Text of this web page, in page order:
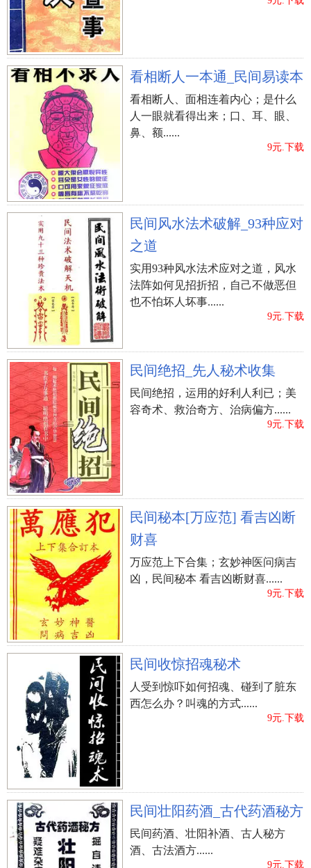
看相断人一本通_民间易读本
看相断人、面相连着内心；是什么
人一眼就看得出来；口、耳、眼、
鼻、额......
9元.下载
民间风水法术破解_93种应对
之道
实用93种风水法术应对之道，风水
法阵如何见招折招，自己不做恶但
也不怕坏人坏事......
9元.下载
民间绝招_先人秘术收集
民间绝招，运用的好利人利已；美
容奇术、救治奇方、治病偏方......
9元.下载
民间秘本[万应范] 看吉凶断
财喜
万应范上下合集；玄妙神医问病吉
凶，民间秘本 看吉凶断财喜......
9元.下载
民间收惊招魂秘术
人受到惊吓如何招魂、碰到了脏东
西怎么办？叫魂的方式......
9元.下载
民间壮阳药酒_古代药酒秘方
民间药酒、壮阳补酒、古人秘方
酒、古法酒方......
9元.下载